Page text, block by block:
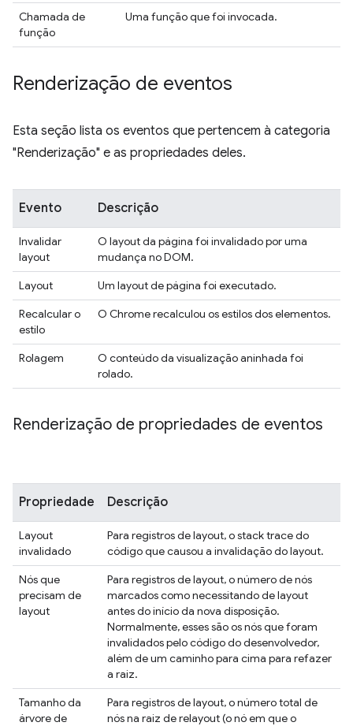
Chamada de
função
Uma função que foi invocada.
Renderização de eventos
Esta seção lista os eventos que pertencem à categoria
"Renderização" e as propriedades deles.
Evento Descrição
Invalidar
layout
O layout da página foi invalidado por uma
mudança no DOM.
Layout
Um layout de página foi executado.
Recalcular o
estilo
O Chrome recalculou os estilos dos elementos.
Rolagem
O conteúdo da visualização aninhada foi
rolado.
Renderização de propriedades de eventos
Propriedade Descrição
Layout
invalidado
Para registros de layout, o stack trace do
código que causou a invalidação do layout.
Nós que
precisam de
layout
Para registros de layout, o número de nós
marcados como necessitando de layout
antes do início da nova disposição.
Normalmente, esses são os nós que foram
invalidados pelo código do desenvolvedor,
além de um caminho para cima para refazer
a raiz.
Tamanho da
árvore de
Para registros de layout, o número total de
nós na raiz de relayout (o nó em que o